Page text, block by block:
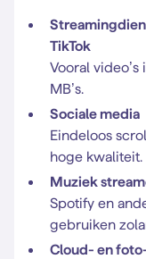
TikTok
Vooral
MB’s.
Sociale media
Eindeloos
hoge kwaliteit.
Muziek
Spotify en
gebruiken
Cloud- en